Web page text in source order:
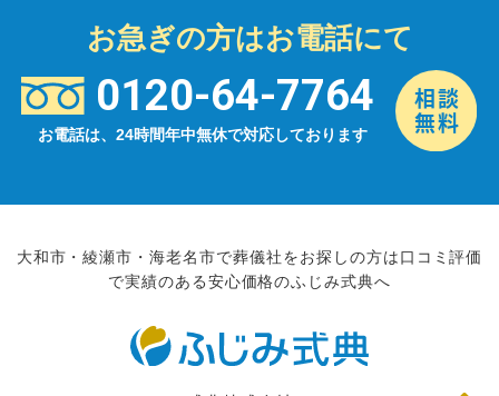
お急ぎの方はお電話にて
0120-64-7764
お電話は、24時間年中無休で対応しております
大和市・綾瀬市・海老名市で葬儀社をお探しの方は口コミ評価
で実績のある安心価格のふじみ式典へ